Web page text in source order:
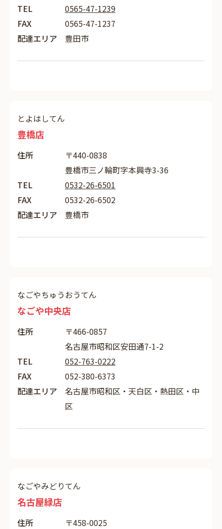
TEL
0565-47-1239
FAX
0565-47-1237
配達エリア
豊田市
とよはしてん
豊橋店
住所
〒440-0838
豊橋市三ノ輪町字本興寺3-36
TEL
0532-26-6501
FAX
0532-26-6502
配達エリア
豊橋市
なごやちゅうおうてん
なごや中央店
住所
〒466-0857
名古屋市昭和区安田通7-1-2
TEL
052-763-0222
FAX
052-380-6373
配達エリア
名古屋市昭和区・天白区・熱田区・中
区
なごやみどりてん
名古屋緑店
住所 〒458-0025